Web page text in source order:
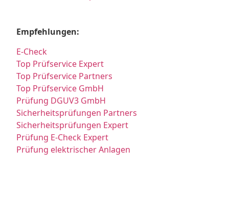
Empfehlungen:
E-Check
Top Prüfservice Expert
Top Prüfservice Partners
Top Prüfservice GmbH
Prüfung DGUV3 GmbH
Sicherheitsprüfungen Partners
Sicherheitsprüfungen Expert
Prüfung E-Check Expert
Prüfung elektrischer Anlagen